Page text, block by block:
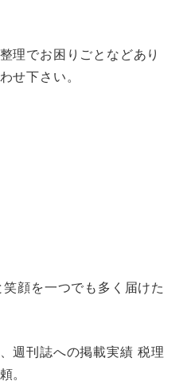
理でお困りごとなどあり
せ下さい。
顔を一つでも多く届けた
週刊誌への掲載実績 税理
。